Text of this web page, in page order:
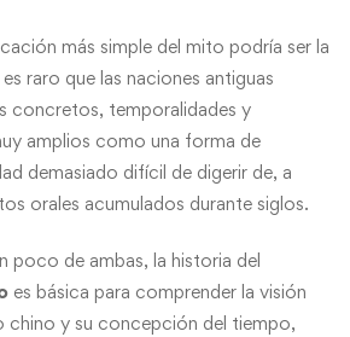
más simple del mito podría ser la
raro que las naciones antiguas
concretos, temporalidades y
amplios como una forma de
demasiado difícil de digerir de, a
orales acumulados durante siglos.
poco de ambas, la historia del
es básica para comprender la visión
chino y su concepción del tiempo,